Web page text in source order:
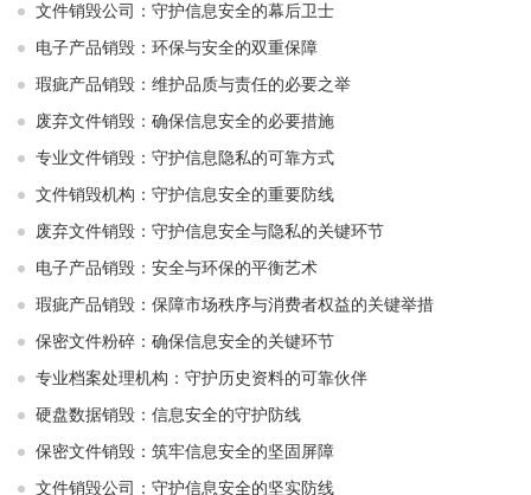
文件销毁公司：守护信息安全的幕后卫士
电子产品销毁：环保与安全的双重保障
瑕疵产品销毁：维护品质与责任的必要之举
废弃文件销毁：确保信息安全的必要措施
专业文件销毁：守护信息隐私的可靠方式
文件销毁机构：守护信息安全的重要防线
废弃文件销毁：守护信息安全与隐私的关键环节
电子产品销毁：安全与环保的平衡艺术
瑕疵产品销毁：保障市场秩序与消费者权益的关键举措
保密文件粉碎：确保信息安全的关键环节
专业档案处理机构：守护历史资料的可靠伙伴
硬盘数据销毁：信息安全的守护防线
保密文件销毁：筑牢信息安全的坚固屏障
文件销毁公司：守护信息安全的坚实防线